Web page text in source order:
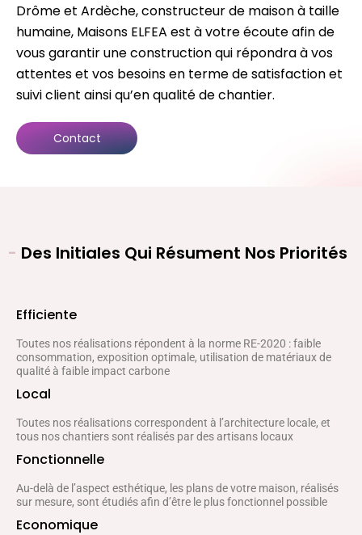
Drôme et Ardèche, constructeur de maison à taille
humaine, Maisons ELFEA est à votre écoute afin de
vous garantir une construction qui répondra à vos
attentes et vos besoins en terme de satisfaction et
suivi client ainsi qu’en qualité de chantier.
Contact
- Des Initiales Qui Résument Nos Priorités
Efficiente
Toutes nos réalisations répondent à la norme RE-2020 : faible
consommation, exposition optimale, utilisation de matériaux de
qualité à faible impact carbone
Local
Toutes nos réalisations correspondent à l’architecture locale, et
tous nos chantiers sont réalisés par des artisans locaux
Fonctionnelle
Au-delà de l’aspect esthétique, les plans de votre maison, réalisés
sur mesure, sont étudiés afin d’être le plus fonctionnel possible
Economique